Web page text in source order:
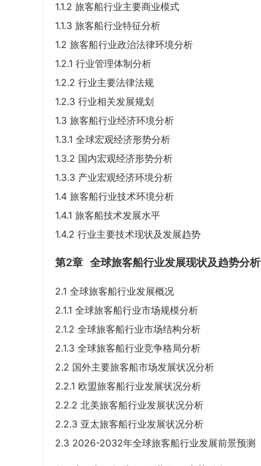
1.1.2 旅客船行业主要商业模式
1.1.3 旅客船行业特征分析
1.2 旅客船行业政治法律环境分析
1.2.1 行业管理体制分析
1.2.2 行业主要法律法规
1.2.3 行业相关发展规划
1.3 旅客船行业经济环境分析
1.3.1 全球宏观经济形势分析
1.3.2 国内宏观经济形势分析
1.3.3 产业宏观经济环境分析
1.4 旅客船行业技术环境分析
1.4.1 旅客船技术发展水平
1.4.2 行业主要技术现状及发展趋势
第2章 全球旅客船行业发展现状及趋势分析
2.1 全球旅客船行业发展概况
2.1.1 全球旅客船行业市场规模分析
2.1.2 全球旅客船行业市场结构分析
2.1.3 全球旅客船行业竞争格局分析
2.2 国外主要旅客船市场发展状况分析
2.2.1 欧盟旅客船行业发展状况分析
2.2.2 北美旅客船行业发展状况分析
2.2.3 亚太旅客船行业发展状况分析
2.3 2026-2032年全球旅客船行业发展前景预测